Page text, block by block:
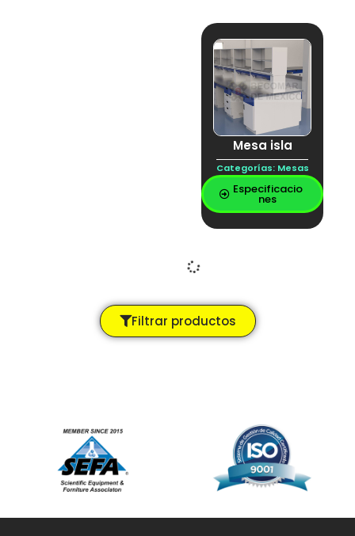
Mesa isla
Categorías: Mesas
Especificacio
nes
Categorías:Mesas
Especificacio
nes